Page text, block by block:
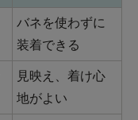
バネを使わずに
装着できる
見映え、着け心
地がよい